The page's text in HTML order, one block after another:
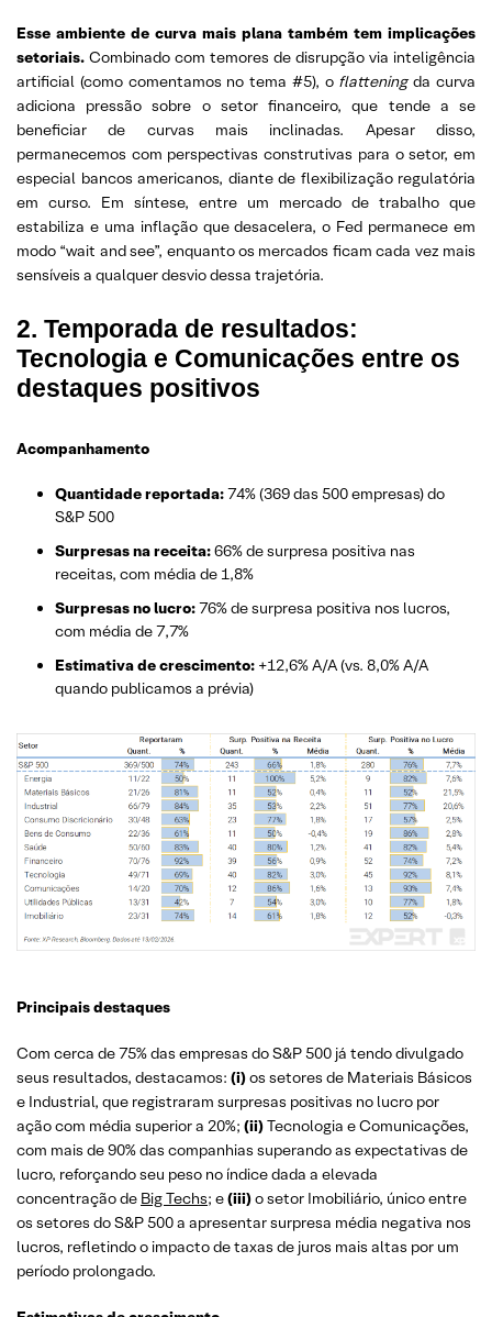
Esse ambiente de curva mais plana também tem implicações
setoriais. Combinado com temores de disrupção via inteligência
artificial (como comentamos no tema #5), o flatteningda curva
adiciona pressão sobre o setor financeiro, que tende a se
beneficiar de curvas mais inclinadas. Apesar disso,
permanecemos com perspectivas construtivas para o setor, em
especial bancos americanos, diante de flexibilização regulatória
em curso. Em síntese, entre um mercado de trabalho que
estabiliza e uma inflação que desacelera, o Fed permanece em
modo “wait and see”, enquanto os mercados ficam cada vez mais
sensíveis a qualquer desvio dessa trajetória.
2. Temporada de resultados:
Tecnologia e Comunicações entre os
destaques positivos
Acompanhamento
Quantidade reportada:74% (369 das 500 empresas) do
S&P 500
Surpresas na receita:66% de surpresa positiva nas
receitas, com média de 1,8%
Surpresas no lucro:76% de surpresa positiva nos lucros,
com média de 7,7%
Estimativa de crescimento: +12,6% A/A (vs. 8,0% A/A
quando publicamos a prévia)
Principais destaques
Com cerca de 75% das empresas do S&P 500 já tendo divulgado
seus resultados, destacamos: (i)os setores de Materiais Básicos
e Industrial, que registraram surpresas positivas no lucro por
ação com média superior a 20%; (ii)Tecnologia e Comunicações,
com mais de 90% das companhias superando as expectativas de
lucro, reforçando seu peso no índice dada a elevada
concentração de Big Techs; e(iii)o setor Imobiliário, único entre
os setores do S&P 500 a apresentar surpresa média negativa nos
lucros, refletindo o impacto de taxas de juros mais altas por um
período prolongado.